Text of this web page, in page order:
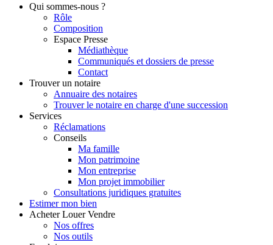
Qui sommes-nous ?
Rôle
Composition
Espace Presse
Médiathèque
Communiqués et dossiers de presse
Contact
Trouver un notaire
Annuaire des notaires
Trouver le notaire en charge d'une succession
Services
Réclamations
Conseils
Ma famille
Mon patrimoine
Mon entreprise
Mon projet immobilier
Consultations juridiques gratuites
Estimer mon bien
Acheter Louer Vendre
Nos offres
Nos outils